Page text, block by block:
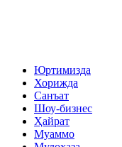
Юртимизда
Хорижда
Санъат
Шоу-бизнес
Ҳайрат
Муаммо